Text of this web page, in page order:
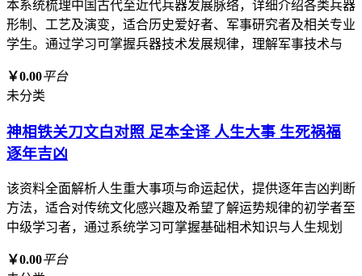
本系统梳理中国古代至近代兵器发展脉络，详细介绍各类兵器
形制、工艺及演变，适合历史爱好者、军事研究者及相关专业
学生。通过学习可掌握兵器技术发展规律，理解军事技术与
￥0.00平台
未分类
神相铁关刀文白对照 足本全译 人生大事 生死祸福
逐年吉凶
该资料全面解析人生重大事项与命运起伏，提供逐年吉凶判断
方法，适合对传统文化感兴趣及希望了解运势规律的初学者至
中级学习者，通过系统学习可掌握基础相术知识与人生规划
￥0.00平台